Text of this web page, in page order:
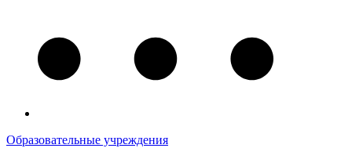
Образовательные учреждения